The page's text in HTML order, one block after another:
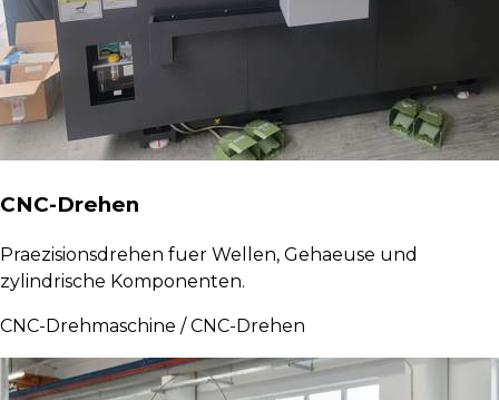
CNC-Drehen
Praezisionsdrehen fuer Wellen, Gehaeuse und
zylindrische Komponenten.
CNC-Drehmaschine / CNC-Drehen